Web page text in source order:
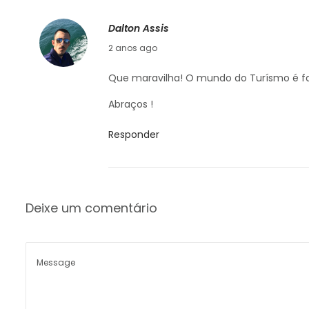
Dalton Assis
2 anos ago16/10/2024
Que maravilha! O mundo do Turísmo é
Abraços !
Responder
Deixe um comentário